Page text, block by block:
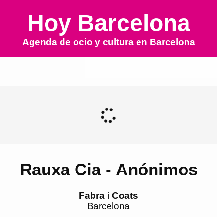
Hoy Barcelona
Agenda de ocio y cultura en Barcelona
Rauxa Cia - Anónimos
Fabra i Coats
Barcelona